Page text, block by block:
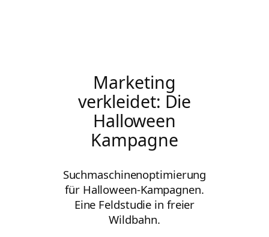
Marketing
verkleidet: Die
Halloween
Kampagne
Suchmaschinenoptimierung
für Halloween-Kampagnen.
Eine Feldstudie in freier
Wildbahn.